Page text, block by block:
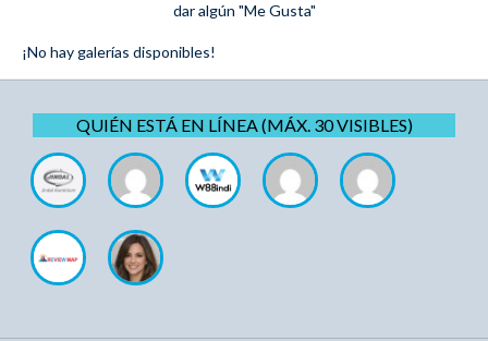
dar algún "Me Gusta"
¡No hay galerías disponibles!
QUIÉN ESTÁ EN LÍNEA (MÁX. 30 VISIBLES)